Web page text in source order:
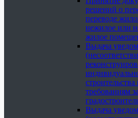
решений о
переводе
нежилое или
жилое
Выдача
требованиям
Выдача